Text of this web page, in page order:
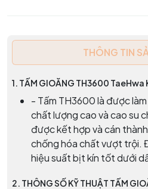
THÔNG TIN
1. TẤM GIOĂNG TH3600 TaeHwa
- Tấm TH3600 là được
chất lượng cao và cao su
được kết hợp và cán
chống hóa chất vượt trội.
hiệu suất bịt kín tốt dưới
2. THÔNG SỐ KỸ THUẬT TẤM